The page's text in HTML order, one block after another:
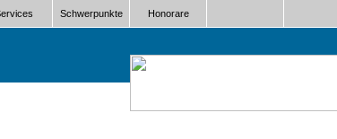
Schwerpunkte Honorare